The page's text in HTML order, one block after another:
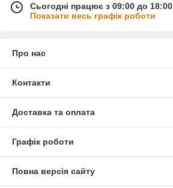
Сьогодні працює з 09:00 до 18:00
Показати весь графік роботи
Про нас
Контакти
Доставка та оплата
Графік роботи
Повна версія сайту